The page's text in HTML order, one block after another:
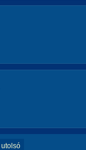
utolsó